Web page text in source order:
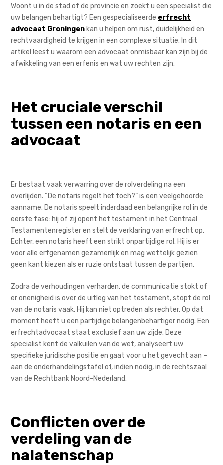
Woont u in de stad of de provincie en zoekt u een specialist die
uw belangen behartigt? Een gespecialiseerde erfrecht
advocaat Groningen kan u helpen om rust, duidelijkheid en
rechtvaardigheid te krijgen in een complexe situatie. In dit
artikel leest u waarom een advocaat onmisbaar kan zijn bij de
afwikkeling van een erfenis en wat uw rechten zijn.
Het cruciale verschil
tussen een notaris en een
advocaat
Er bestaat vaak verwarring over de rolverdeling na een
overlijden. “De notaris regelt het toch?” is een veelgehoorde
aanname. De notaris speelt inderdaad een belangrijke rol in de
eerste fase: hij of zij opent het testament in het Centraal
Testamentenregister en stelt de verklaring van erfrecht op.
Echter, een notaris heeft een strikt onpartijdige rol. Hij is er
voor alle erfgenamen gezamenlijk en mag wettelijk gezien
geen kant kiezen als er ruzie ontstaat tussen de partijen.
Zodra de verhoudingen verharden, de communicatie stokt of
er onenigheid is over de uitleg van het testament, stopt de rol
van de notaris vaak. Hij kan niet optreden als rechter. Op dat
moment heeft u een partijdige belangenbehartiger nodig. Een
erfrechtadvocaat staat exclusief aan uw zijde. Deze
specialist kent de valkuilen van de wet, analyseert uw
specifieke juridische positie en gaat voor u het gevecht aan –
aan de onderhandelingstafel of, indien nodig, in de rechtszaal
van de Rechtbank Noord-Nederland.
Conflicten over de
verdeling van de
nalatenschap